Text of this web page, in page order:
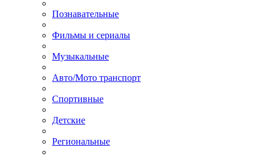
Познавательные
Фильмы и сериалы
Музыкальные
Авто/Мото транспорт
Спортивные
Детские
Региональные